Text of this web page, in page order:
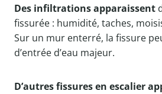
Des infiltrations apparaissent
fissurée : humidité, taches,
Sur un mur enterré, la fissure
d’entrée d’eau majeur.
D’autres fissures en escalier